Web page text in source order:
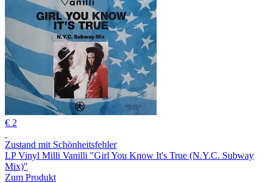
€ 2
Zustand mit Schönheitsfehler
LP Vinyl Milli Vanilli "Girl You Know It's True (N.Y.C. Subway
Mix)"
Zum Produkt